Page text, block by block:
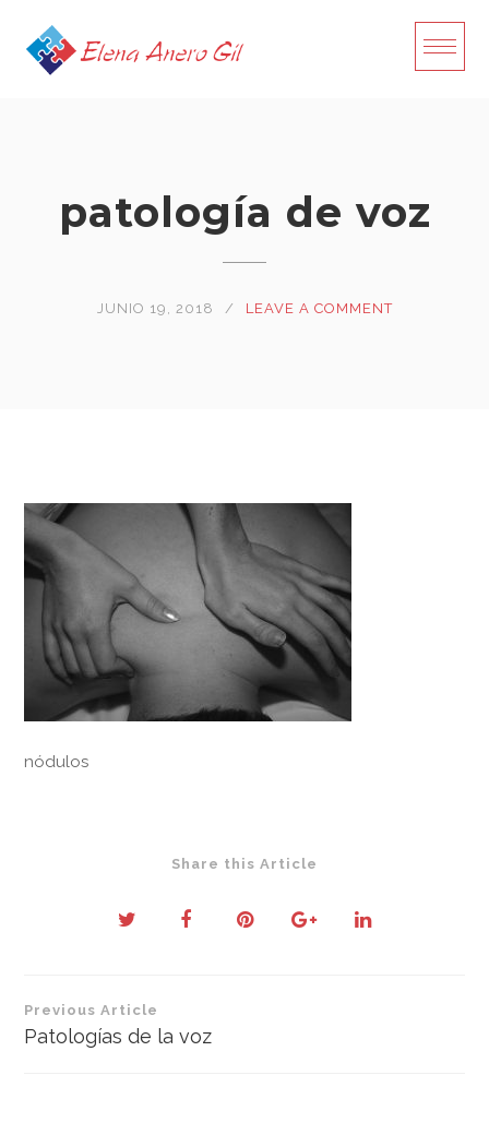
content
patología de voz
JUNIO 19, 2018 LEAVE A COMMENT
nódulos
Share this Article
Navegación
de
Previous Article
Patologías de la voz